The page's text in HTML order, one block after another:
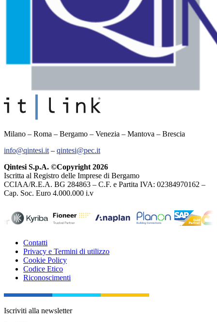
Milano – Roma – Bergamo – Venezia – Mantova – Brescia
info@qintesi.it – qintesi@pec.it
Qintesi S.p.A. ©Copyright 2026
Iscritta al Registro delle Imprese di Bergamo
CCIAA/R.E.A. BG 284863 – C.F. e Partita IVA: 02384970162 –
Cap. Soc. Euro 4.000.000 i.v
Contatti
Privacy e Termini di utilizzo
Cookie Policy
Codice Etico
Riconoscimenti
Iscriviti alla newsletter